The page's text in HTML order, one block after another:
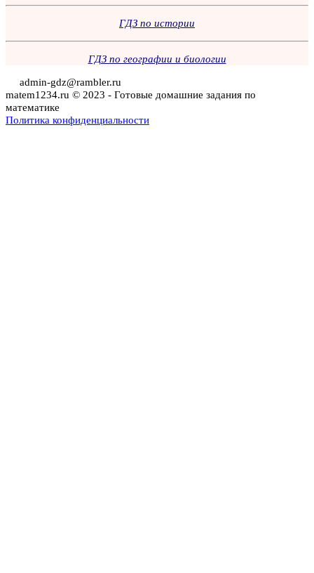
ГДЗ по истории
ГДЗ по географии и биологии
admin-gdz@rambler.ru
matem1234.ru © 2023 - Готовые домашние задания по
математике
Политика конфиденциальности